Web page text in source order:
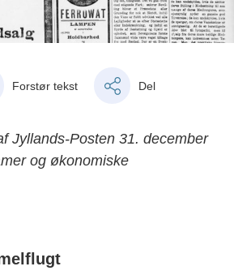
Forstør tekst Del
Jyllands-Posten 31. december
og økonomiske